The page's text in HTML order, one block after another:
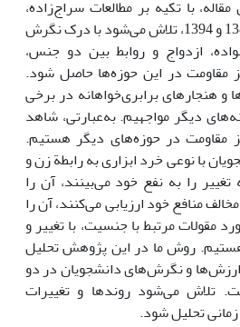
با تکیه بر مطالعات سراج‌زاده،
جواهری و همکاران در 1382 و 1394، تلاش می‌شود با درک نگرش
ازدواج و روابط بین دو جنس،
مقاومت در این حوزه‌ها حاصل شود.
هنجارهای برابری‌خواهانه در برخی
دیگر مواجهیم. به‌عبارتی، شاهد
مقاومت در حوزه‌های دیگر هستیم.
با نوعی خرد ابزاری به رابطة زن و
تغییر را به نفع خود می‌بینند، آن را
منافع خود ارزیابی می‌کنند، آن‌ را
مقولات مرتبط با جنسیت، با تغییر و
روش ما در این پژوهش تحلیل
ارزش‌ها و نگرش‌های دانشجویان در دو
1382 و 1394 است. تلاش می‌شود روندها و تغییرات
تحلیل شود.